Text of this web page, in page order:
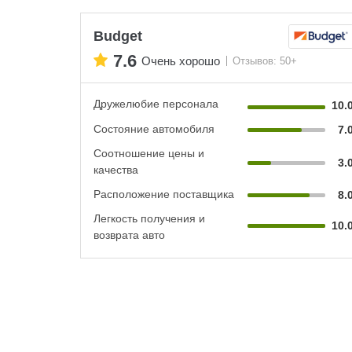
Budget
7.6 Очень хорошо Отзывов: 50+
Дружелюбие персонала
Состояние автомобиля
Соотношение цены и
качества
Расположение поставщика
Легкость получения и
возврата авто